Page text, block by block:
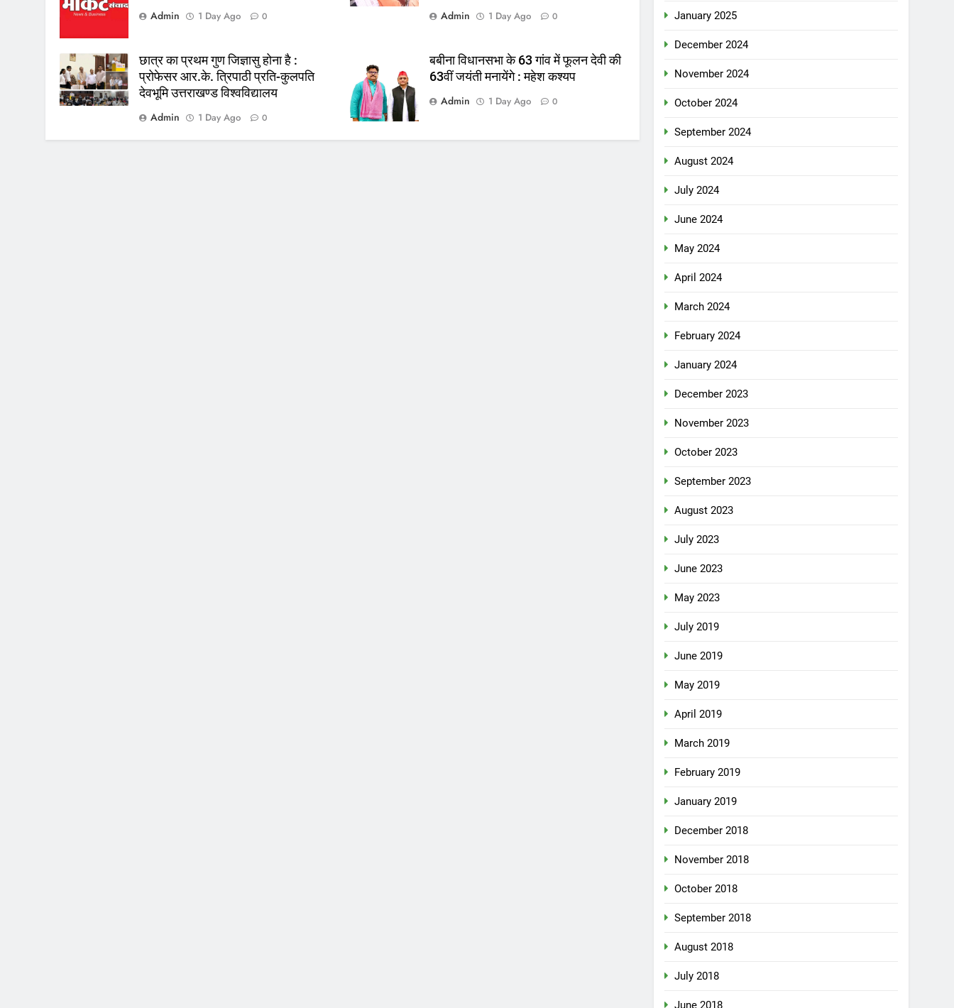
Admin
1 Day Ago 0
Admin
1 Day Ago 0
छात्र का प्रथम गुण जिज्ञासु होना है :
प्रोफेसर आर.के. त्रिपाठी प्रति-कुलपति
देवभूमि उत्तराखण्ड विश्वविद्यालय
Admin
1 Day Ago 0
बबीना विधानसभा के 63 गांव में फूलन देवी की
63वीं जयंती मनायेंगे : महेश कश्यप
Admin
1 Day Ago 0
January 2025
December 2024
November 2024
October 2024
September 2024
August 2024
July 2024
June 2024
May 2024
April 2024
March 2024
February 2024
January 2024
December 2023
November 2023
October 2023
September 2023
August 2023
July 2023
June 2023
May 2023
July 2019
June 2019
May 2019
April 2019
March 2019
February 2019
January 2019
December 2018
November 2018
October 2018
September 2018
August 2018
July 2018
June 2018